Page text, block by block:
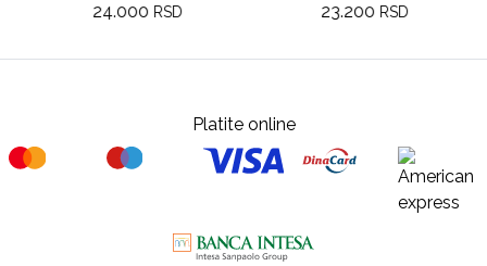
24.000RSD 23.200RSD
Platite online